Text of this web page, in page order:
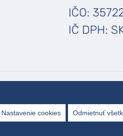
Nastavenie cookies Odmietnuť
IČO:
IČ DPH: